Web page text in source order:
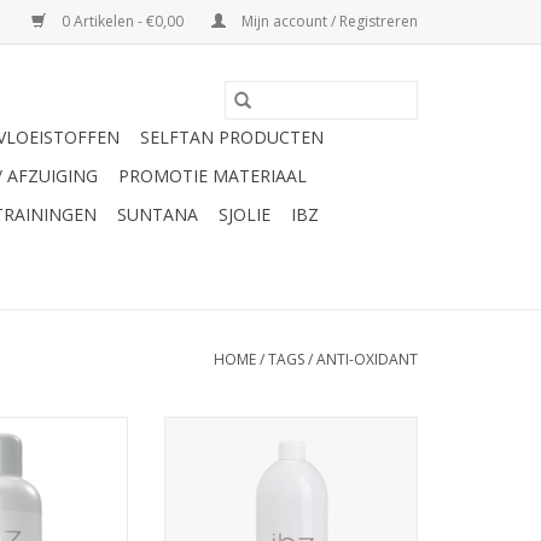
0 Artikelen - €0,00 Mijn account / Registreren
SELFTAN PRODUCTEN
AFZUIGING
PROMOTIE MATERIAAL
SUNTANA SJOLIE
IBZ
HOME/TAGS/ANTI-OXIDANT
aging en
Arganolie &hydraterende